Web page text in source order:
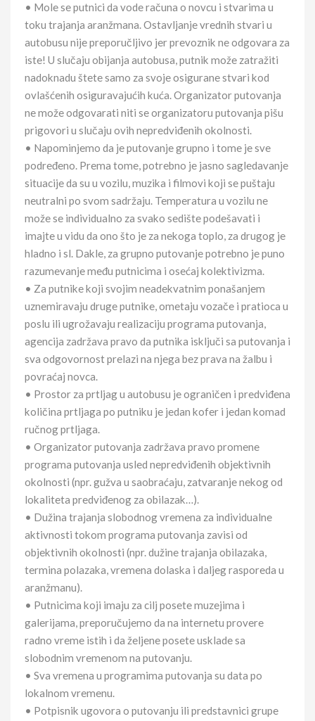
• Mole se putnici da vode računa o novcu i stvarima u
toku trajanja aranžmana. Ostavljanje vrednih stvari u
autobusu nije preporučljivo jer prevoznik ne odgovara za
iste! U slučaju obijanja autobusa, putnik može zatražiti
nadoknadu štete samo za svoje osigurane stvari kod
ovlašćenih osiguravajućih kuća. Organizator putovanja
ne može odgovarati niti se organizatoru putovanja pišu
prigovori u slučaju ovih nepredviđenih okolnosti.
• Napominjemo da je putovanje grupno i tome je sve
podređeno. Prema tome, potrebno je jasno sagledavanje
situacije da su u vozilu, muzika i filmovi koji se puštaju
neutralni po svom sadržaju. Temperatura u vozilu ne
može se individualno za svako sedište podešavati i
imajte u vidu da ono što je za nekoga toplo, za drugog je
hladno i sl. Dakle, za grupno putovanje potrebno je puno
razumevanje među putnicima i osećaj kolektivizma.
• Za putnike koji svojim neadekvatnim ponašanjem
uznemiravaju druge putnike, ometaju vozače i pratioca u
poslu ili ugrožavaju realizaciju programa putovanja,
agencija zadržava pravo da putnika isključi sa putovanja i
sva odgovornost prelazi na njega bez prava na žalbu i
povraćaj novca.
• Prostor za prtljag u autobusu je ograničen i predviđena
količina prtljaga po putniku je jedan kofer i jedan komad
ručnog prtljaga.
• Organizator putovanja zadržava pravo promene
programa putovanja usled nepredviđenih objektivnih
okolnosti (npr. gužva u saobraćaju, zatvaranje nekog od
lokaliteta predviđenog za obilazak…).
• Dužina trajanja slobodnog vremena za individualne
aktivnosti tokom programa putovanja zavisi od
objektivnih okolnosti (npr. dužine trajanja obilazaka,
termina polazaka, vremena dolaska i daljeg rasporeda u
aranžmanu).
• Putnicima koji imaju za cilj posete muzejima i
galerijama, preporučujemo da na internetu provere
radno vreme istih i da željene posete usklade sa
slobodnim vremenom na putovanju.
• Sva vremena u programima putovanja su data po
lokalnom vremenu.
• Potpisnik ugovora o putovanju ili predstavnici grupe